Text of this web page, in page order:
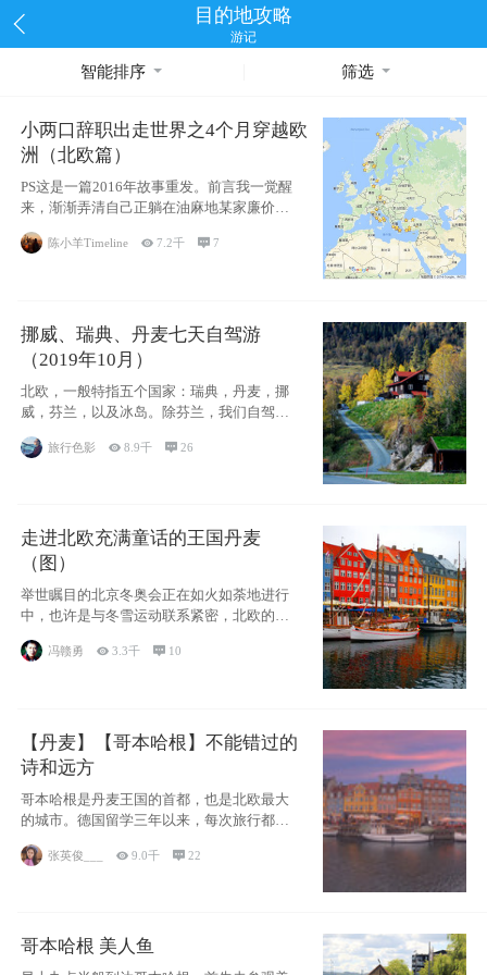
目的地攻略
游记
智能排序 筛选
小两口辞职出走世界之4个月穿越欧
洲（北欧篇）
PS这是一篇2016年故事重发。前言我一觉醒
来，渐渐弄清自己正躺在油麻地某家廉价宾
馆
陈小羊Timeline 7.2千 7
挪威、瑞典、丹麦七天自驾游
（2019年10月）
北欧，一般特指五个国家：瑞典，丹麦，挪
威，芬兰，以及冰岛。除芬兰，我们自驾游
旅行色影 8.9千 26
走进北欧充满童话的王国丹麦
（图）
举世瞩目的北京冬奥会正在如火如荼地进行
中，也许是与冬雪运动联系紧密，北欧的一
些国家因
冯赣勇 3.3千  10
【丹麦】【哥本哈根】不能错过的
诗和远方
哥本哈根是丹麦王国的首都，也是北欧最大
的城市。德国留学三年以来，每次旅行都是
张英俊___ 9.0千 22
哥本哈根 美人鱼